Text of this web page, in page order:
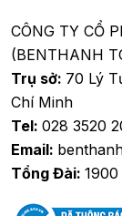
CÔNG TY CỔ
(BENTHANH
Trụ sở: 70 Lý
Chí Minh
Tel: 028 3520
Email:
Tổng Đài: